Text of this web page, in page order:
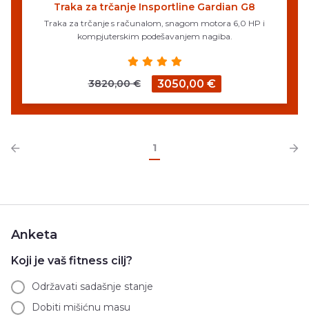
Traka za trčanje Insportline Gardian G8
Traka za trčanje s računalom, snagom motora 6,0 HP i
kompjuterskim podešavanjem nagiba.
3820,00 € 3050,00 €
1
Anketa
Koji je vaš fitness cilj?
Održavati sadašnje stanje
Dobiti mišićnu masu